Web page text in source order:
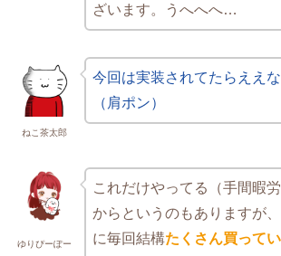
ざいます。うへへへ…
ねこ茶太郎
今回は実装されてたらええな
（肩ポン）
ゆりぴーぽー
これだけやってる（手間暇労
からというのもありますが
に毎回結構たくさん買って